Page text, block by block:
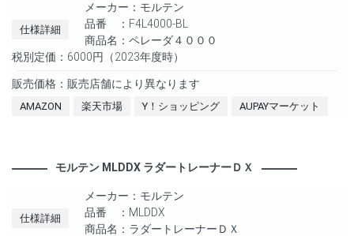
仕様詳細
メーカー：モルテン
品番 ：F4L4000-BL
商品名：ペレーダ４０００
税別定価：6000円（2023年度時）
販売価格：販売店舗により異なります
AMAZON 楽天市場 Y！ショッピング AUPAYマーケット
モルテン MLDDX ラダートレーナーＤＸ
仕様詳細
メーカー：モルテン
品番 ：MLDDX
商品名：ラダートレーナーＤＸ